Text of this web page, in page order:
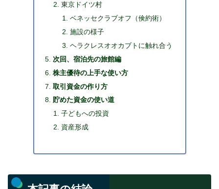
東京ドイツ村
ベネッセクラブオフ（倹約術）
施設の様子
ヘラクレスオオカブトに触れ合う
次回、宿泊先の旅館編
株主優待の上手な使い方
取引資金の作り方
貯めた資金の使い道
子どもへの投資
資産形成